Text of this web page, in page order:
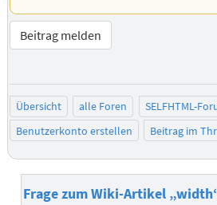
Beitrag melden
Übersicht alle Foren SELFHTML-
Benutzerkonto erstellen
Beitrag im
Frage zum Wiki-Artikel